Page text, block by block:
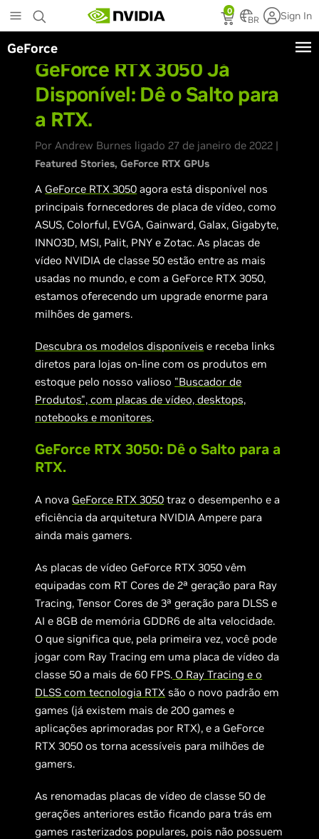
to
main
content
0
BR Sign In
GeForce
GeForce RTX 3050 Já
Disponível: Dê o Salto para
a RTX.
Por Andrew Burnes ligado 27 de janeiro de 2022 |
Featured Stories GeForce RTX GPUs
A GeForce RTX 3050 agora está disponível nos
principais fornecedores de placa de vídeo, como
ASUS, Colorful, EVGA, Gainward, Galax, Gigabyte,
INNO3D, MSI, Palit, PNY e Zotac. As placas de
vídeo NVIDIA de classe 50 estão entre as mais
usadas no mundo, e com a GeForce RTX 3050,
estamos oferecendo um upgrade enorme para
milhões de gamers.
Descubra os modelos disponíveis e receba links
diretos para lojas on-line com os produtos em
estoque pelo nosso valioso "Buscador de
Produtos", com placas de vídeo, desktops,
notebooks e monitores.
GeForce RTX 3050: Dê o Salto para a
RTX.
A nova GeForce RTX 3050 traz o desempenho e a
eficiência da arquitetura NVIDIA Ampere para
ainda mais gamers.
As placas de vídeo GeForce RTX 3050 vêm
equipadas com RT Cores de 2ª geração para Ray
Tracing, Tensor Cores de 3ª geração para DLSS e
AI e 8GB de memória GDDR6 de alta velocidade.
O que significa que, pela primeira vez, você pode
jogar com Ray Tracing em uma placa de vídeo da
classe 50 a mais de 60 FPS. O Ray Tracing e o
DLSS com tecnologia RTX são o novo padrão em
games (já existem mais de 200 games e
aplicações aprimoradas por RTX), e a GeForce
RTX 3050 os torna acessíveis para milhões de
gamers.
As renomadas placas de vídeo de classe 50 de
gerações anteriores estão ficando para trás em
games rasterizados populares, pois não possuem